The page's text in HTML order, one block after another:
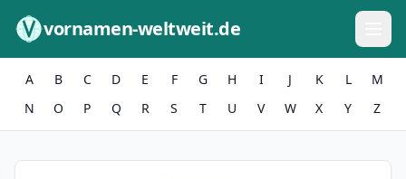
vornamen-weltweit.de
A B C D E F G H I J K L
M
N
O P Q R S T U V W X Y Z